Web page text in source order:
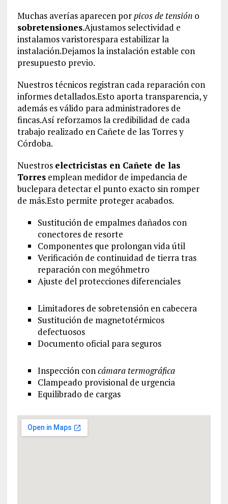
Muchas averías aparecen por picos de tensióno
sobretensiones.Ajustamos selectividad e
instalamos varistorespara estabilizar la
instalación.Dejamos la instalación estable con
presupuesto previo.
Nuestros técnicos registran cada reparación con
informes detallados.Esto aporta transparencia, y
además es válido para administradores de
fincas.Así reforzamos la credibilidad de cada
trabajo realizado en Cañete de las Torres y
Córdoba.
Nuestros electricistas en Cañete de las
Torresemplean medidor de impedancia de
buclepara detectar el punto exacto sin romper
de más.Esto permite proteger acabados.
Sustitución de empalmes dañados con
conectores de resorte
Componentes que prolongan vida útil
Verificación de continuidad de tierra tras
reparación con megóhmetro
Ajuste del protecciones diferenciales
Limitadores de sobretensión en cabecera
Sustitución de magnetotérmicos
defectuosos
Documento oficial para seguros
Inspección con cámara termográfica
Clampeado provisional de urgencia
Equilibrado de cargas